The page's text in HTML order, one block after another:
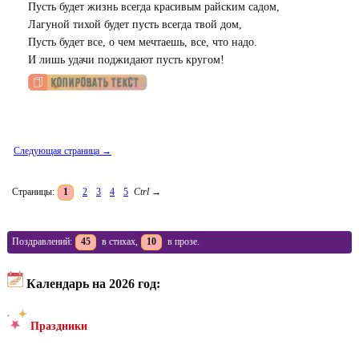
Пусть будет жизнь всегда красивым райским садом,
Лагуной тихой будет пусть всегда твой дом,
Пусть будет все, о чем мечтаешь, все, что надо.
И лишь удачи поджидают пусть кругом!
Следующая страница →
Страницы: 1 2 3 4 5 Ctrl →
Поздравлений: 45 в стихах, 10 в прозе.
Календарь на 2026 год:
Праздники